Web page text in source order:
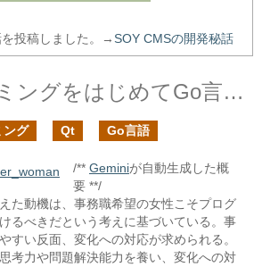
投稿しました。→SOY CMSの開発秘話
妻がプログラミングをはじめてGo言語とQtでアプリを公開するまで
ング Qt Go言語
/** Geminiが自動生成した概
要 **/
た動機は、事務職希望の女性こそプログ
るべきだという考えに基づいている。事
すい反面、変化への対応が求められる。
考力や問題解決能力を養い、変化への対